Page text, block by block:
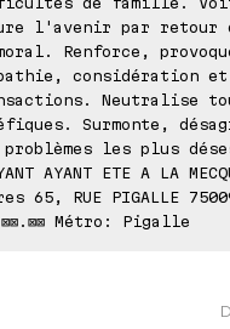
l'avenir par retour
Renforce,
considération
Neutralise
Surmonte,
les plus
AYANT ETE A LA
65, RUE PIGALLE
Métro: Pigalle